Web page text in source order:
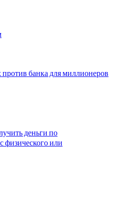
банка для миллионеров
деньги по
физического или